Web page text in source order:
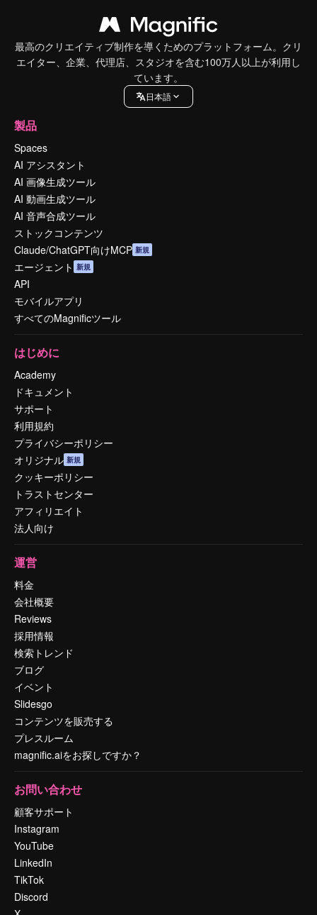
最高のクリエイティブ制作を導くためのプラットフォーム。クリ
エイター、企業、代理店、スタジオを含む100万人以上が利用し
ています。
日本語
製品
Spaces
AI アシスタント
AI 画像生成ツール
AI 動画生成ツール
AI 音声合成ツール
ストックコンテンツ
Claude/ChatGPT向けMCP 新規
エージェント 新規
API
モバイルアプリ
すべてのMagnificツール
はじめに
Academy
ドキュメント
サポート
利用規約
プライバシーポリシー
オリジナル 新規
クッキーポリシー
トラストセンター
アフィリエイト
法人向け
運営
料金
会社概要
Reviews
採用情報
検索トレンド
ブログ
イベント
Slidesgo
コンテンツを販売する
プレスルーム
magnific.aiをお探しですか？
お問い合わせ
顧客サポート
Instagram
YouTube
LinkedIn
TikTok
Discord